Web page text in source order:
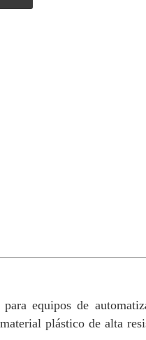
equipos de
plástico de alta